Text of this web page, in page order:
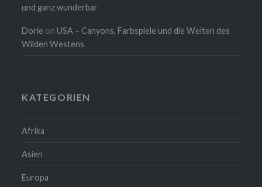
und ganz wunderbar
Dorie onUSA – Canyons, Farbspiele und die Weiten des
Wilden Westens
KATEGORIEN
Afrika
Asien
Europa